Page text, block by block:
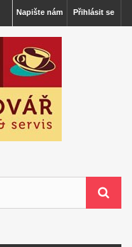
Přihlásit se
Napište nám